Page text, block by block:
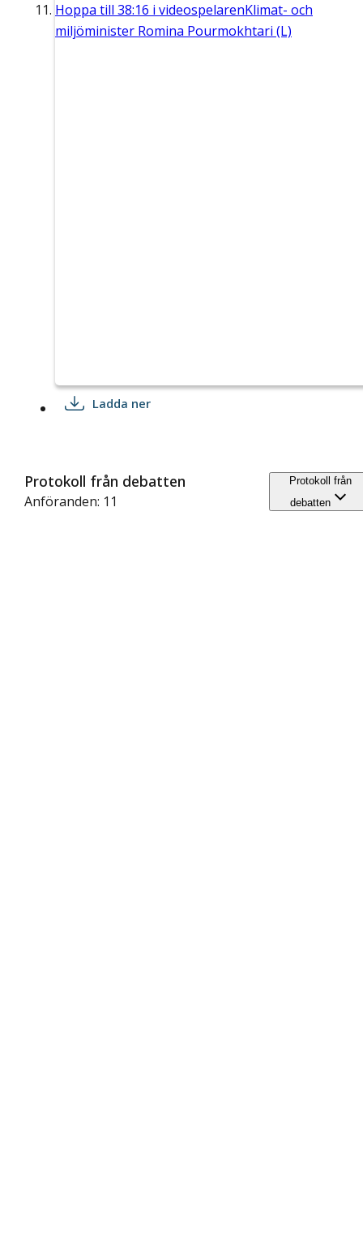
Hoppa till 38:16 i videospelarenKlimat- och
miljöminister Romina Pourmokhtari (L)
Ladda ner
Protokoll från debatten
Anföranden: 11
Protokoll från
debatten